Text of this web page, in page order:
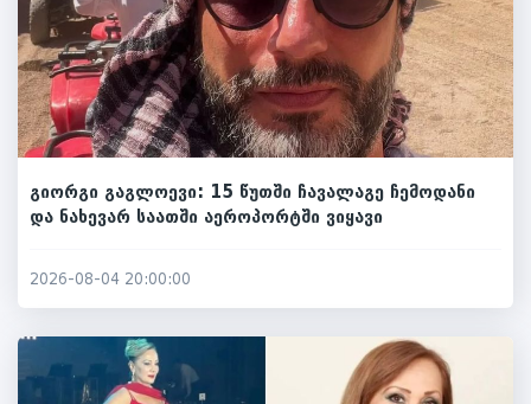
გიორგი გაგლოევი: 15 წუთში ჩავალაგე ჩემოდანი
და ნახევარ საათში აეროპორტში ვიყავი
2026-08-04 20:00:00